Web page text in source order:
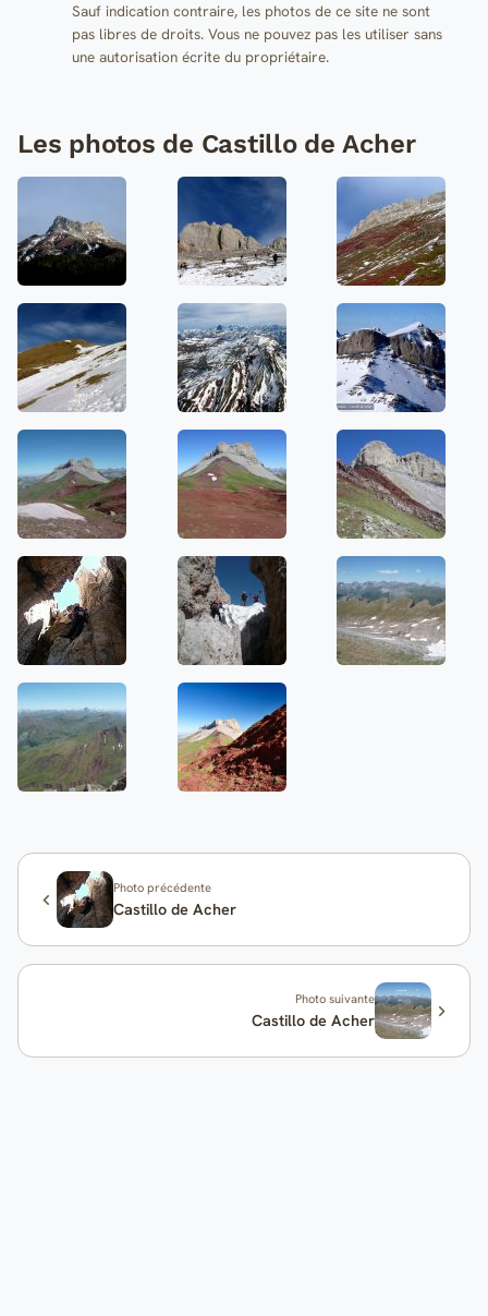
Sauf indication contraire, les photos de ce site ne sont
pas libres de droits. Vous ne pouvez pas les utiliser sans
une autorisation écrite du propriétaire.
Les photos de Castillo de Acher
Photo précédente
Castillo de Acher
Photo suivante
Castillo de Acher